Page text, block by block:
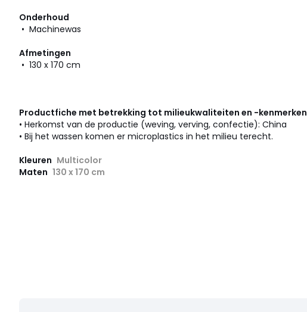
Onderhoud
• Machinewas
Afmetingen
• 130 x 170 cm
Productfiche met betrekking tot milieukwaliteiten en -kenmerken
• Herkomst van de productie (weving, verving, confectie): China
• Bij het wassen komen er microplastics in het milieu terecht.
Kleuren Multicolor
Maten 130 x 170 cm